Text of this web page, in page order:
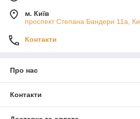
м. Київ
проспект Степана Бандери 11а,
Контакти
Про нас
Контакти